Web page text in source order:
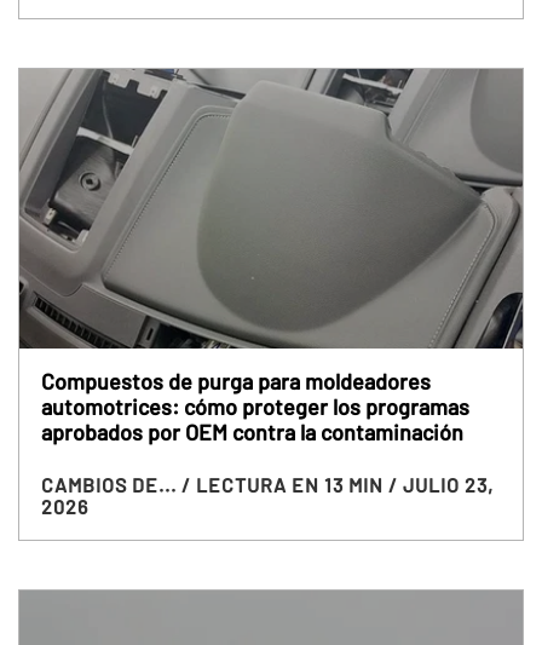
Compuestos de purga para moldeadores
automotrices: cómo proteger los programas
aprobados por OEM contra la contaminación
CAMBIOS DE... / LECTURA EN 13 MIN / JULIO 23,
2026